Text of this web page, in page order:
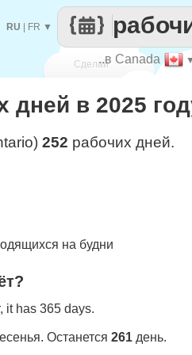
Сделай..в Canada
RU FR ▼
дней в 2025
252 рабочих дней.
на будни
it has 365 days.
Останется 261 день.